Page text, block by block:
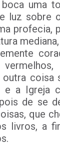
uma
luz sobre
profecia,
coisa
a Igreja
de se
que
livros, a